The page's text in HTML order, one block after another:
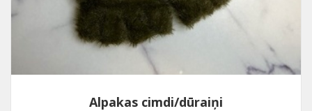
Alpakas cimdi/dūraiņi